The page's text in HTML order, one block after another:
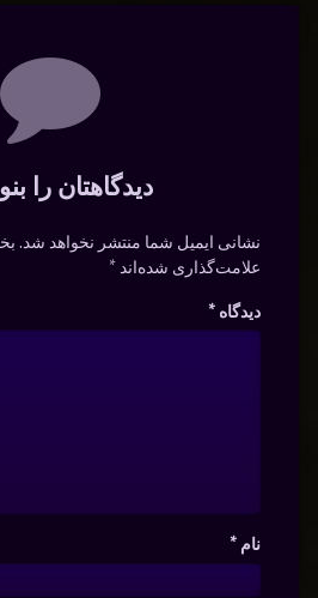
دیدگاهتان را
نشانی ایمیل شما منتشر نخواهد شد.
علامت‌گذاری شده‌اند*
دیدگاه *
نام *